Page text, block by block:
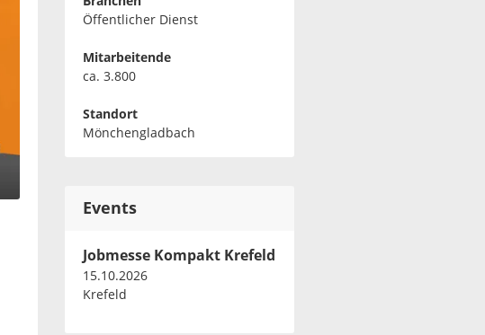
Öffentlicher Dienst
Mitarbeitende
ca. 3.800
Standort
Mönchengladbach
Events
Jobmesse Kompakt Krefeld
15.10.2026
Krefeld